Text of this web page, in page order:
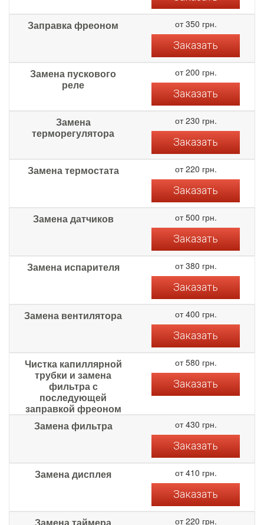
Заправка фреоном от 350 грн.
Заказать
Замена пускового
реле
от 200 грн.
Заказать
Замена
терморегулятора
от 230 грн.
Заказать
Замена термостата от 220 грн.
Заказать
Замена датчиков от 500 грн.
Заказать
Замена испарителя от 380 грн.
Заказать
Замена вентилятора от 400 грн.
Заказать
Чистка капиллярной
трубки и замена
фильтра с
последующей
заправкой фреоном
от 580 грн.
Заказать
Замена фильтра от 430 грн.
Заказать
Замена дисплея от 410 грн.
Заказать
от 220 грн.